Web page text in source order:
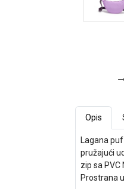
Opis
Lagana
pružajući
zip sa
Prostrana